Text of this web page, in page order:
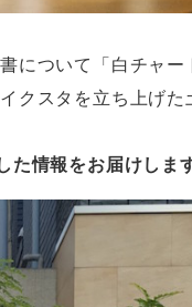
について「白チャー
クスタを立ち上げた
情報をお届けしま